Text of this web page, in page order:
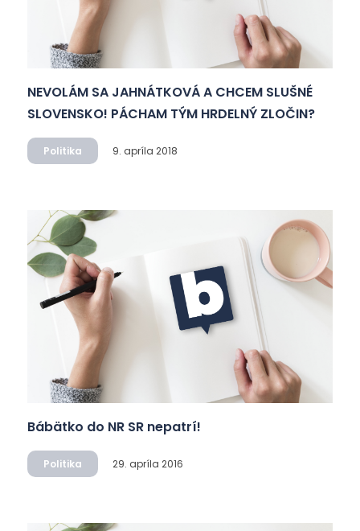
NEVOLÁM SA JAHNÁTKOVÁ A CHCEM SLUŠNÉ
SLOVENSKO! PÁCHAM TÝM HRDELNÝ ZLOČIN?
Politika 9. apríla 2018
Bábätko do NR SR nepatrí!
Politika 29. apríla 2016